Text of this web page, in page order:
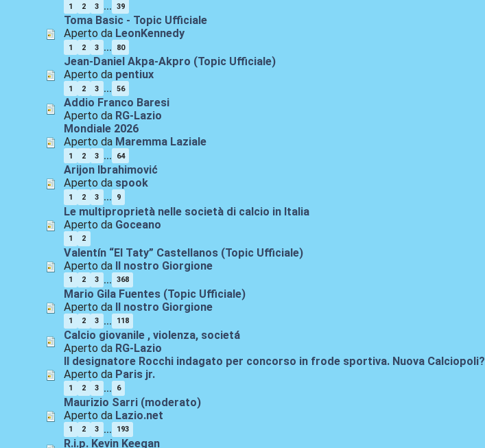
1 2 3 ... 39
Toma Basic - Topic Ufficiale
Aperto da LeonKennedy
1 2 3 ... 80
Jean-Daniel Akpa-Akpro (Topic Ufficiale)
Aperto da pentiux
1 2 3 ... 56
Addio Franco Baresi
Aperto da RG-Lazio
Mondiale 2026
Aperto da Maremma Laziale
1 2 3 ... 64
Arijon Ibrahimović
Aperto da spook
1 2 3 ... 9
Le multiproprietà nelle società di calcio in Italia
Aperto da Goceano
1 2
Valentín “El Taty” Castellanos (Topic Ufficiale)
Aperto da Il nostro Giorgione
1 2 3 ... 368
Mario Gila Fuentes (Topic Ufficiale)
Aperto da Il nostro Giorgione
1 2 3 ... 118
Calcio giovanile , violenza, societá
Aperto da RG-Lazio
Il designatore Rocchi indagato per concorso in frode sportiva. Nuova Calciopoli?
Aperto da Paris jr.
1 2 3 ... 6
Maurizio Sarri (moderato)
Aperto da Lazio.net
1 2 3 ... 193
R.i.p. Kevin Keegan